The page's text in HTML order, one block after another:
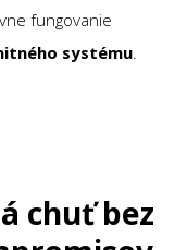
fungovanie
systému
chuť bez